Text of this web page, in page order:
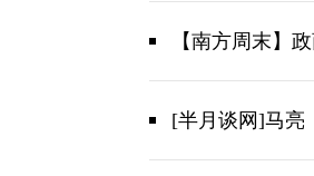
【南方周末】
[半月谈网]马亮